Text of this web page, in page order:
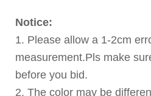
Notice:
1. Please allow a 1-2cm
measurement.Pls make
before you bid.
2. The color may be